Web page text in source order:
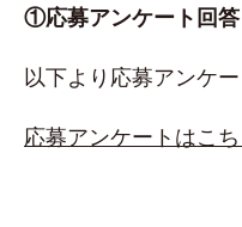
①応募アンケート回答
以下より応募アンケ
応募アンケートはこち